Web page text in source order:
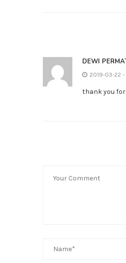
DEWI
2019-03-22 -
thank you for